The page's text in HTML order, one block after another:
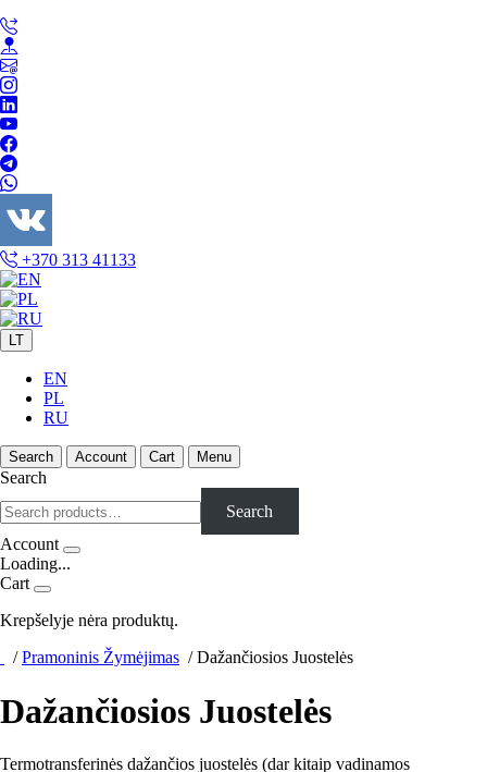
+370 313 41133
LT
EN
PL
RU
Search Account Cart Menu
Search
Search
Account
Loading...
Cart
Krepšelyje nėra produktų.
/Pramoninis Žymėjimas /Dažančiosios Juostelės
Dažančiosios Juostelės
Termotransferinės dažančios juostelės (dar kitaip vadinamos